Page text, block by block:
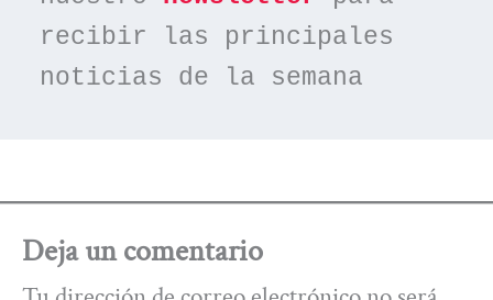
recibir las principales
noticias de la semana
Deja un comentario